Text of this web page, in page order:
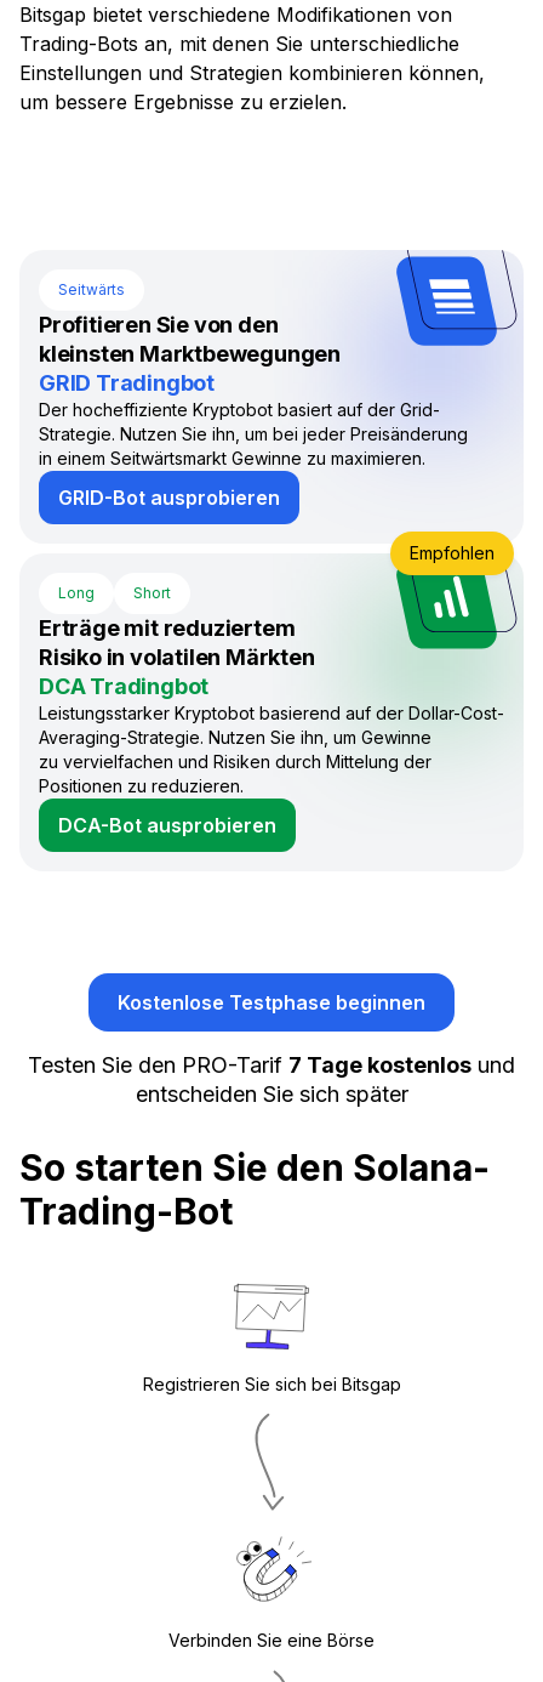
Bitsgap bietet verschiedene Modifikationen von
Trading-Bots an, mit denen Sie unterschiedliche
Einstellungen und Strategien kombinieren können,
um bessere Ergebnisse zu erzielen.
Seitwärts
Profitieren Sie von den
kleinsten Marktbewegungen
GRID Tradingbot
Der hocheffiziente Kryptobot basiert auf der Grid-
Strategie. Nutzen Sie ihn, um bei jeder Preisänderung
in einem Seitwärtsmarkt Gewinne zu maximieren.
GRID-Bot ausprobieren
Long Short
Erträge mit reduziertem
Risiko in volatilen Märkten
DCA Tradingbot
Leistungsstarker Kryptobot basierend auf der Dollar-Cost-
Averaging-Strategie. Nutzen Sie ihn, um Gewinne
zu vervielfachen und Risiken durch Mittelung der
Positionen zu reduzieren.
DCA-Bot ausprobieren
Empfohlen
Kostenlose Testphase beginnen
Testen Sie den PRO-Tarif 7 Tage kostenlos und
entscheiden Sie sich später
So starten Sie den Solana-
Trading-Bot
Registrieren Sie sich bei Bitsgap
Verbinden Sie eine Börse